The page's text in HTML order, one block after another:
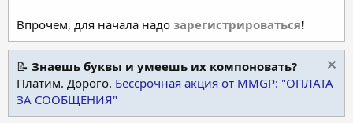
Впрочем, для начала надо зарегистрироваться!
📝 Знаешь буквы и умеешь их компоновать?
Платим. Дорого. Бессрочная акция от MMGP: "ОПЛАТА
ЗА СООБЩЕНИЯ"